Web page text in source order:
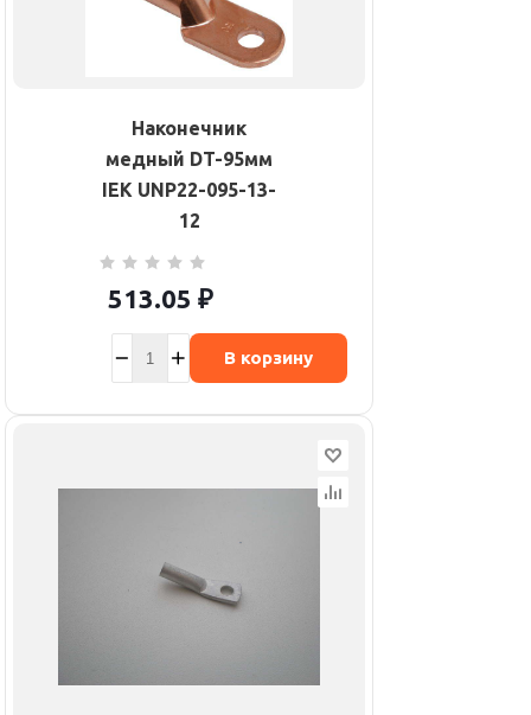
Наконечник
медный DT-95мм
IEK UNP22-095-13-
12
513.05 ₽
В корзину